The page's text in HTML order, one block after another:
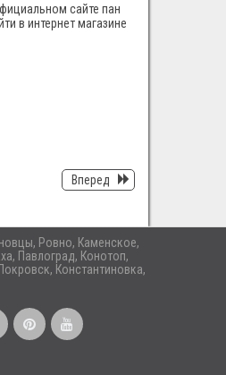
сайте пан
в интернет магазине
Вперед
Ровно, Каменское,
Павлоград, Конотоп,
Константиновка,